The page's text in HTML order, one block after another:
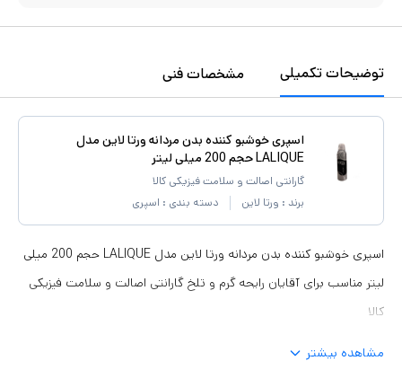
توضیحات تکمیلی مشخصات فنی
اسپری خوشبو کننده بدن مردانه ورتا لاین مدل
LALIQUE حجم 200 میلی لیتر
گارانتی اصالت و سلامت فیزیکی کالا
برند : ورتا لاین دسته بندی : اسپری
اسپری خوشبو کننده بدن مردانه ورتا لاین مدل LALIQUE حجم 200 میلی
لیتر مناسب برای آقایان رایحه گرم و تلخ گارانتی اصالت و سلامت فیزیکی
کالا
مشاهده بیشتر